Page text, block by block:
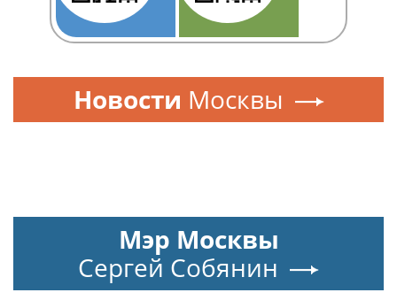
Новости Москвы
Мэр Москвы
Сергей Собянин